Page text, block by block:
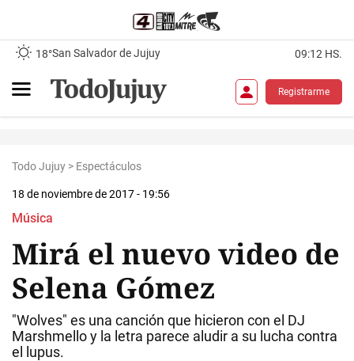
18°San Salvador de Jujuy 09:12 HS.
Registrarme
Todo Jujuy > Espectáculos
18 de noviembre de 2017 - 19:56
Música
Mirá el nuevo video de
Selena Gómez
"Wolves" es una canción que hicieron con el DJ
Marshmello y la letra parece aludir a su lucha contra
el lupus.